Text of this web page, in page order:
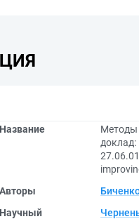
Название
Методы
доклад:
Авторы
Научный